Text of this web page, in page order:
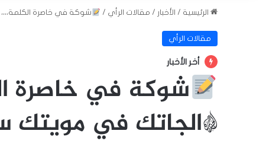
الرئيسية / الأخبار / مقالات الرأي / شوكة في خاصرة
مقالات الرأي
أخر الأخبار
شوكة في خاصرة
*الجاتك في مويتك